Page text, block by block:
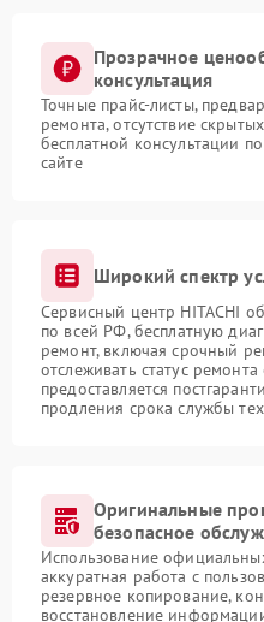
Прозрачное
консультация
Точные прайс-листы,
ремонта, отсутствие
бесплатной консультации
сайте
Широкий спектр
Сервисный центр HITACHI
по всей РФ, бесплатную
ремонт, включая срочный
отслеживать статус
предоставляется
продления срока службы
Оригинальные
безопасное
Использование
аккуратная работа с
резервное копирование,
восстановление